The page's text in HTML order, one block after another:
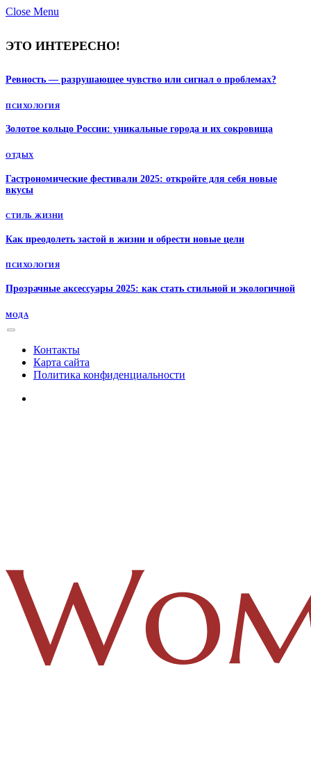
Close Menu
ЭТО ИНТЕРЕСНО!
Ревность — разрушающее чувство или сигнал о проблемах?
ПСИХОЛОГИЯ
Золотое кольцо России: уникальные города и их сокровища
ОТДЫХ
Гастрономические фестивали 2025: откройте для себя новые
вкусы
СТИЛЬ ЖИЗНИ
Как преодолеть застой в жизни и обрести новые цели
ПСИХОЛОГИЯ
Прозрачные аксессуары 2025: как стать стильной и экологичной
МОДА
Контакты
Карта сайта
Политика конфиденциальности